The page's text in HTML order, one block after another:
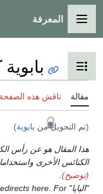
القائمة الرئيسية
المعرفة
تبديل عرض جدول
مقالة ناقش هذه الصفحة
(تم التحويل من بابوية)
هذا المقال هو عن رأس
الكنائس الأخرى
(توضيح)
"الپاپا" redirects here. For الپابا الحالي, see